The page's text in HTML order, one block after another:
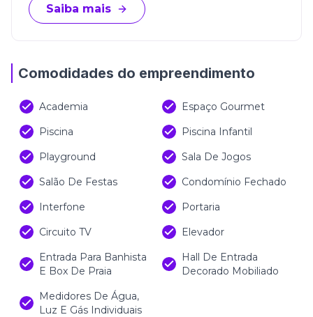
Saiba mais
Comodidades do empreendimento
Academia
Espaço Gourmet
Piscina
Piscina Infantil
Playground
Sala De Jogos
Salão De Festas
Condomínio Fechado
Interfone
Portaria
Circuito TV
Elevador
Entrada Para Banhista
E Box De Praia
Hall De Entrada
Decorado Mobiliado
Medidores De Água,
Luz E Gás Individuais